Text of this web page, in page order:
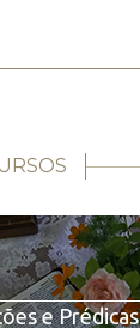
e Prédicas